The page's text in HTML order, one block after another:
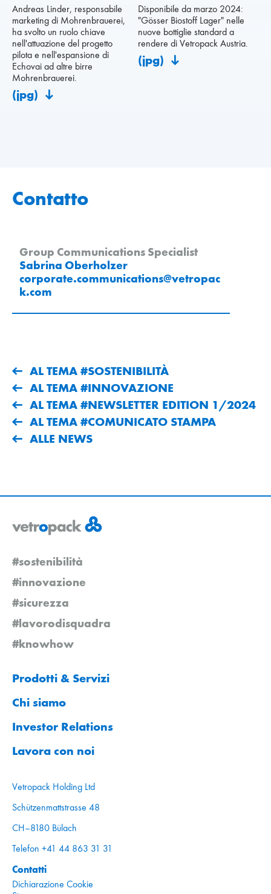
Andreas Linder, responsabile
marketing di Mohrenbrauerei,
ha svolto un ruolo chiave
nell'attuazione del progetto
pilota e nell'espansione di
Echovai ad altre birre
Mohrenbrauerei.
(jpg)
Disponibile da marzo 2024:
"Gösser Biostoff Lager" nelle
nuove bottiglie standard a
rendere di Vetropack Austria.
(jpg)
Contatto
Group Communications Specialist
Sabrina Oberholzer
corporate.communications@vetropac
k.com
AL TEMA #SOSTENIBILITÀ
AL TEMA #INNOVAZIONE
AL TEMA #NEWSLETTER EDITION 1/2024
AL TEMA #COMUNICATO STAMPA
ALLE NEWS
#sostenibilità
#innovazione
#sicurezza
#lavorodisquadra
#knowhow
Prodotti & Servizi
Chi siamo
Investor Relations
Lavora con noi
Vetropack Holding Ltd
Schützenmattstrasse 48
CH–8180 Bülach
Telefon +41 44 863 31 31
Contatti
Dichiarazione Cookie